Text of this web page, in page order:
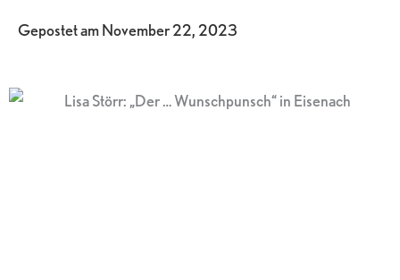
Gepostet amNovember 22, 2023